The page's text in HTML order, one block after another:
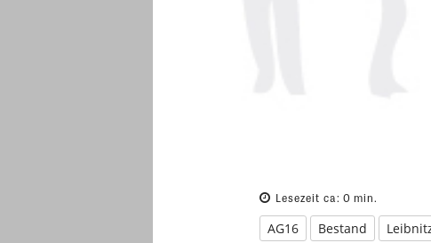
Lesezeit ca: 0 min.
AG16 Bestand